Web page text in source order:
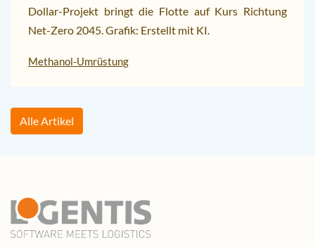
Dollar-Projekt bringt die Flotte auf Kurs Richtung
Net-Zero 2045. Grafik: Erstellt mit KI.
Methanol-Umrüstung
Alle Artikel